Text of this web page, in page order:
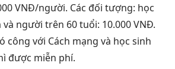
VNĐ/người. Các đối tượng: học
người trên 60 tuổi: 10.000 VNĐ.
công với Cách mạng và học sinh
được miễn phí.